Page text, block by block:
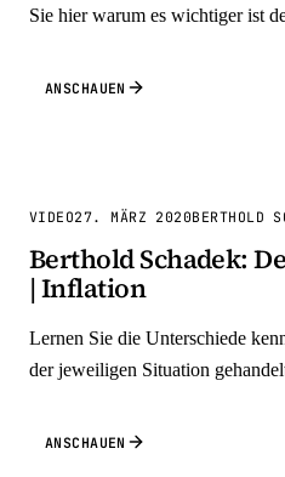
Sie hier warum es wichtiger ist
ANSCHAUEN
VIDEO27. MÄRZ 2020BERTHOLD
Berthold Schadek:
| Inflation
Lernen Sie die Unterschiede
der jeweiligen Situation
ANSCHAUEN